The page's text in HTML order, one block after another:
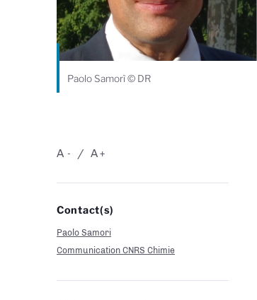
Paolo Samorì © DR
-
A +
A
Contact(s)
Paolo Samori
Communication CNRS Chimie